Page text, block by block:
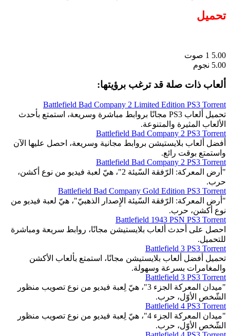
تحميل
5.00
1 صوت
5.00 نجوم
ألعاب ذات صلة قد ترغب برؤيتها:
Battlefield Bad Company 2 Limited Edition PS3 Torrent
تحميل ألعاب PS3 مجانًا بروابط مباشرة وسريعة، استمتع بأحدث
الألعاب المثيرة والمتنوعة.
Battlefield Bad Company 2 PS3 Torrent
أفضل ألعاب بلايستيشن بروابط مجانية وسريعة، احصل عليها الآن
واستمتع بوقت رائع.
Battlefield Bad Company 2 PS3 Torrent
"أرض المعركة: الرّفقة السّيئة 2"، هيّ لعبة فيديو من نوع أكشن،
حرب.
Battlefield Bad Company Gold Edition PS3 Torrent
"أرض المعركة: الرّفقة السّيئة الإِصدار الذهبيّ"، هيّ لعبة فيديو من
نوع أكشن، حرب.
Battlefield 1943 PSN PS3 Torrent
احصل على أحدث ألعاب بلايستيشن مجانًا، روابط سريعة ومباشرة
للتحميل.
Battlefield 3 PS3 Torrent
تحميل أفضل ألعاب بلايستيشن مجانًا، استمتع بألعاب الأكشن
والمغامرات بسرعة وسهولة.
Battlefield 3 PS3 Torrent
"ميدان المعركة الجزء 3"، هيّ لِعبة فيديو من نوع تصويب منظور
الشّخص الأوّل، حرب.
Battlefield 4 PS3 Torrent
"ميدان المعركة الجزء 4"، هيّ لِعبة فيديو من نوع تصويب منظور
الشّخص الأوّل، حرب.